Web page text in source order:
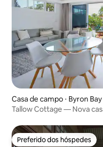
Casa de campo ⋅ Byron Bay
Tallow Cottage — Nova
Preferido dos hóspedes
Preferido dos hóspedes